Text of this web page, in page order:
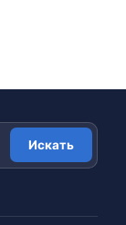
Искать